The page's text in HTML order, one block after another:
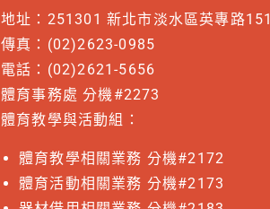
地址：251301 新北市淡水區英專路
傳真：(02)2623-0985
電話：(02)2621-5656
體育事務處 分機#2273
體育教學與活動組：
體育教學相關業務 分機#2172
體育活動相關業務 分機#2173